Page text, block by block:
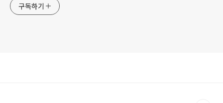
구독하기